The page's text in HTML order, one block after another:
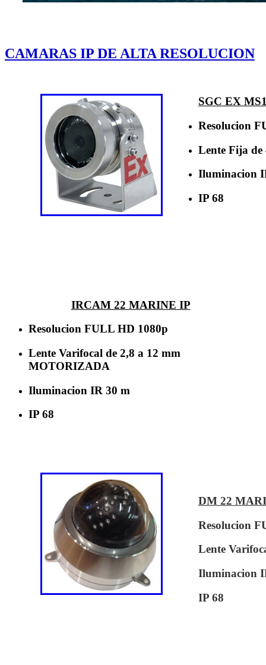
CAMARAS IP DE ALTA RESOLUCION
SGC EX
Resolucion
Lente Fija de
Iluminacion
IP 68
IRCAM 22 MARINE IP
Resolucion FULL HD 1080p
Lente Varifocal de 2,8 a 12 mm
MOTORIZADA
Iluminacion IR 30 m
IP 68
DM 22
Resolucion
Lente
Iluminacion
IP 68